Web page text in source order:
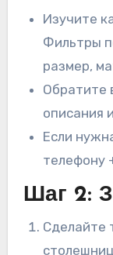
Изучите
Фильтры
размер,
Обратите
описания
Если
телефону
Шаг 2:
Сделайте